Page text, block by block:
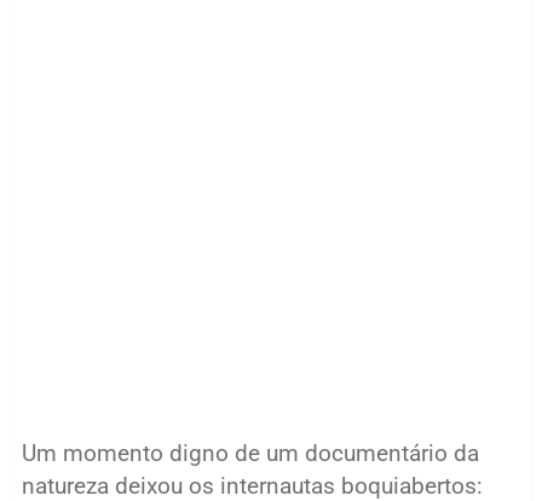
Um momento digno de um documentário da
natureza deixou os internautas boquiabertos: